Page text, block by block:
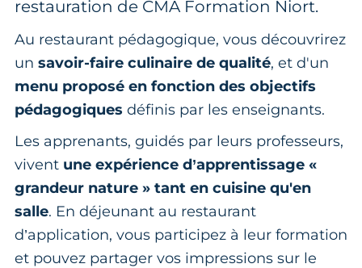
restauration de CMA Formation Niort.
Au restaurant pédagogique, vous découvrirez
un savoir-faire culinaire de qualité, et d'un
menu proposé en fonction des objectifs
pédagogiques définis par les enseignants.
Les apprenants, guidés par leurs professeurs,
vivent une expérience d’apprentissage «
grandeur nature » tant en cuisine qu'en
salle. En déjeunant au restaurant
d’application, vous participez à leur formation
et pouvez partager vos impressions sur le